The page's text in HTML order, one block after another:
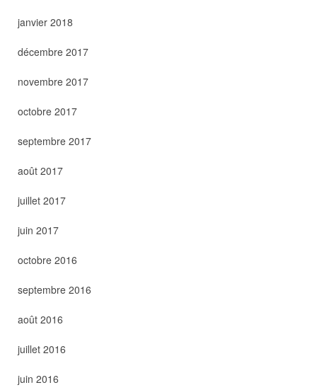
janvier 2018
décembre 2017
novembre 2017
octobre 2017
septembre 2017
août 2017
juillet 2017
juin 2017
octobre 2016
septembre 2016
août 2016
juillet 2016
juin 2016